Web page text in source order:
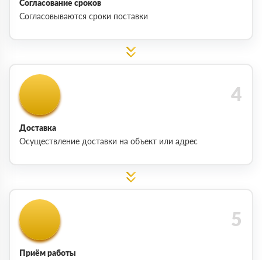
Согласование сроков
Согласовываются сроки поставки
Доставка
Осуществление доставки на объект или адрес
Приём работы